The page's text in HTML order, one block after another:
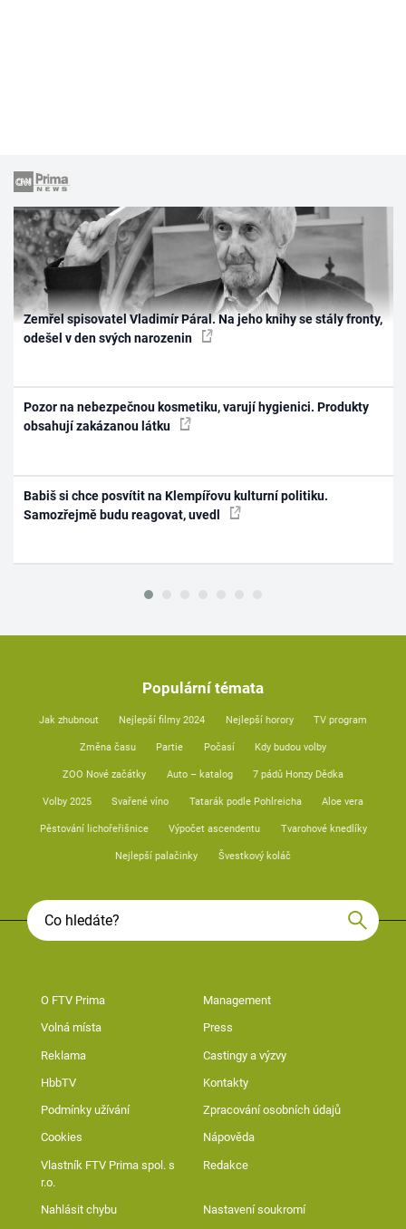
Zemřel spisovatel Vladimír Páral. Na jeho knihy se stály fronty,
odešel v den svých narozenin
Pozor na nebezpečnou kosmetiku, varují hygienici. Produkty
obsahují zakázanou látku
Babiš si chce posvítit na Klempířovu kulturní politiku.
Samozřejmě budu reagovat, uvedl
Populární témata
Jak zhubnout Nejlepší filmy 2024 Nejlepší horory TV program
Změna času Partie Počasí Kdy budou volby
ZOO Nové začátky Auto – katalog 7 pádů Honzy Dědka
Volby 2025 Svařené víno Tatarák podle Pohlreicha Aloe vera
Pěstování lichořeřišnice Výpočet ascendentu Tvarohové knedlíky
Nejlepší palačinky Švestkový koláč
O FTV Prima Management
Volná místa Press
Reklama Castingy a výzvy
HbbTV Kontakty
Podmínky užívání Zpracování osobních údajů
Cookies Nápověda
Vlastník FTV Prima spol. s
r.o.
Redakce
Nahlásit chybu Nastavení soukromí